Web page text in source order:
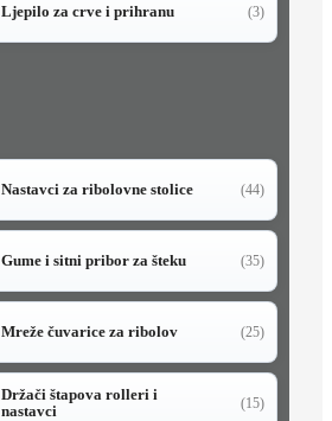
Ljepilo za crve i prihranu (3)
Nastavci za ribolovne stolice (44)
Gume i sitni pribor za šteku (35)
Mreže čuvarice za ribolov (25)
Držači štapova rolleri i
nastavci
(15)